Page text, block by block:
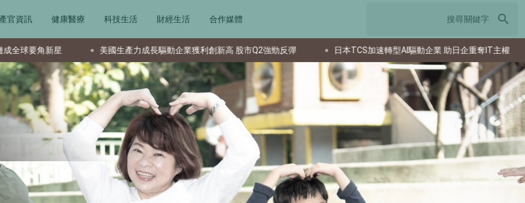
產官資訊 健康醫療 科技生活 財經生活 合作媒體 search
國生產力成長驅動企業獲利創新高 股市Q2強勁反彈 日本TCS加速轉型AI驅動企業 助日企重奪IT主權 家庭共用智慧型手機